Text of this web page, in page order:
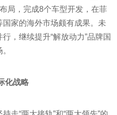
局，完成8个车型开发，在菲
国家的海外市场颇有成果。未
，继续提升“解放动力”品牌国
化战略